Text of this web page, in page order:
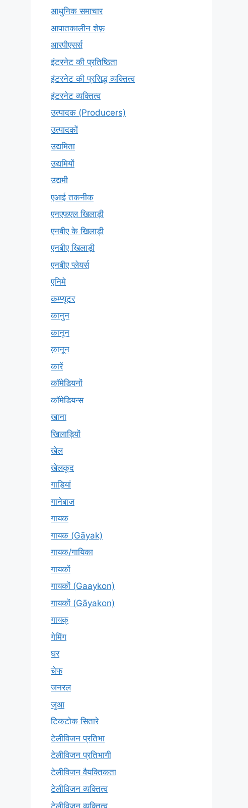
आधुनिक समाचार
आपातकालीन शेफ़
आरपीएसर्स
इंटरनेट की प्रतिष्ठिता
इंटरनेट की प्रसिद्ध व्यक्तित्व
इंटरनेट व्यक्तित्व
उत्पादक (Producers)
उत्पादकों
उद्यमिता
उद्यमियों
उद्यमी
एआई तकनीक
एनएफएल खिलाड़ी
एनबीए के खिलाड़ी
एनबीए खिलाड़ी
एनबीए प्लेयर्स
एनिमे
कम्प्यूटर
कानुन
कानून
क़ानून
कारें
कॉमेडियनों
कॉमेडियन्स
खाना
खिलाड़ियों
खेल
खेलकूद
गाड़ियां
गानेबाज
गायक
गायक (Gāyak)
गायक/गायिका
गायकों
गायकों (Gaaykon)
गायकों (Gāyakon)
गायक्
गेमिंग
घर
चेफ
जनरल
जुआ
टिकटोक सितारे
टेलीविजन प्रतिभा
टेलीविजन प्रतिभागी
टेलीविजन वैयक्तिकता
टेलीविजन व्यक्तित्व
टेलीविज़न व्यक्तित्व